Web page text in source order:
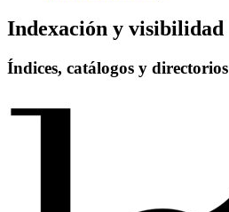
Indexación y visibilidad
Índices, catálogos y directorios